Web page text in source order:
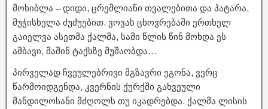
მოხიბლა – დიდი, ცრემლიანი თვალებითა და პატარა,
მუჭისხელა ძუძუებით. ვოვას ცხოვრებაში ერთხელ
გაიელვა ასეთმა ქალმა, სამი წლის წინ მოხდა ეს
ამბავი, მაშინ ტაქსზე მუშაობდა…
პირველად ჩვეულებრივი მგზავრი ეგონა, ვერც
წარმოიდგენდა, კვერნის ქურქში გახვეული
მანდილოსანი მძღოლს თუ იკადრებდა. ქალმა ლისის